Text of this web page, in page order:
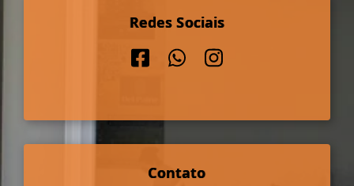
Redes Sociais
Contato